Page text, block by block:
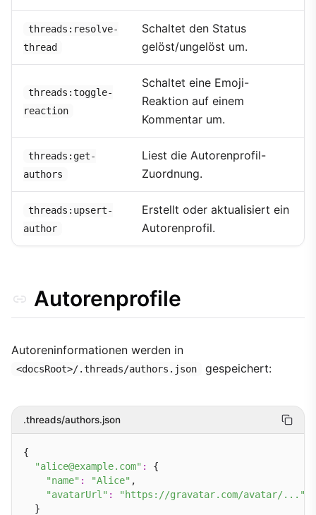
threads:resolve-
thread
Schaltet den Status
gelöst/ungelöst um.
threads:toggle-
reaction
Schaltet eine Emoji-
Reaktion auf einem
Kommentar um.
threads:get-
authors
Liest die Autorenprofil-
Zuordnung.
threads:upsert-
author
Erstellt oder aktualisiert ein
Autorenprofil.
Autorenprofile
Autoreninformationen werden in
<docsRoot>/.threads/authors.json gespeichert:
.threads/authors.json
{
"alice@example.com" :
{
"name" : "Alice" ,
"avatarUrl" :
"https://gravatar.com/avatar/..."
  }